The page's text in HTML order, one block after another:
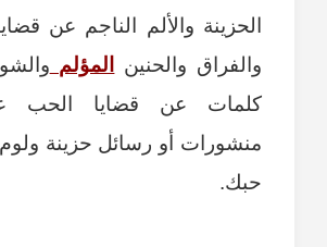
الحزينة والألم الناجم عن
والفراق والحنين
المؤلم
كلمات عن قضايا الحب
منشورات أو رسائل حزينة ولوم
حبك.